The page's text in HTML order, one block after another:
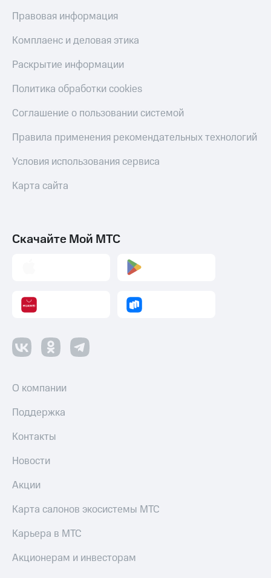
Правовая информация
Комплаенс и деловая этика
Раскрытие информации
Политика обработки cookies
Соглашение о пользовании системой
Правила применения рекомендательных технологий
Условия использования сервиса
Карта сайта
Скачайте Мой МТС
О компании
Поддержка
Контакты
Новости
Акции
Карта салонов экосистемы МТС
Карьера в МТС
Акционерам и инвесторам